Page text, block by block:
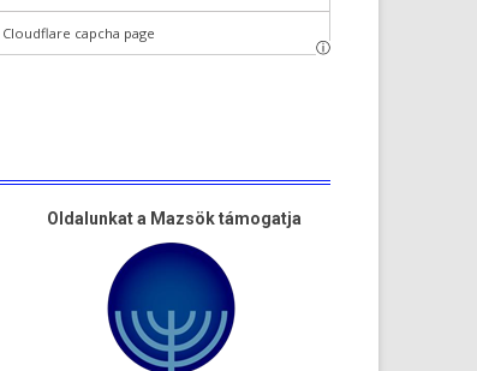
Oldalunkat a Mazsök támogatja